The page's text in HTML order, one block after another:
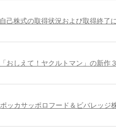
自己株式の取得状況および取得終了
「おしえて！ヤクルトマン」の新作
ポッカサッポロフード＆ビバレッジ